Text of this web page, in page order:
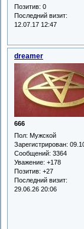
Позитив: 0
Последний визит:
12.07.17 12:47
dreamer
666
Пол: Мужской
Зарегистрирован:
Сообщений: 3364
Уважение: +178
Позитив: +27
Последний визит:
29.06.26 20:06